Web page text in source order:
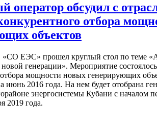
оператор обсудил с
отбора
объектов
ЕЭС» прошел круглый стол по теме
генерации». Мероприятие
отбора мощности новых генерирующих
июнь 2016 года. На нем будет отобрана
энергосистемы Кубани с началом
2019 года.